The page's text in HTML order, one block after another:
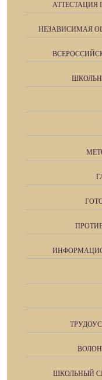
АТТЕСТАЦИЯ
НЕЗАВИСИМАЯ
ШКОЛЬНЫЙ